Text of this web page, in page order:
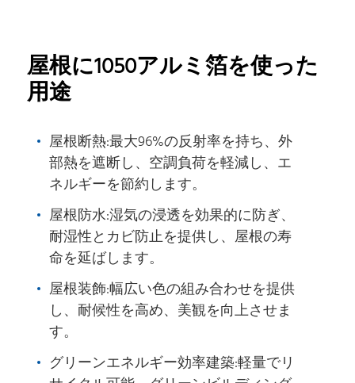
屋根に1050アルミ箔を使った
用途
屋根断熱:最大96%の反射率を持ち、外
部熱を遮断し、空調負荷を軽減し、エ
ネルギーを節約します。
屋根防水:湿気の浸透を効果的に防ぎ、
耐湿性とカビ防止を提供し、屋根の寿
命を延ばします。
屋根装飾:幅広い色の組み合わせを提供
し、耐候性を高め、美観を向上させま
す。
グリーンエネルギー効率建築:軽量でリ